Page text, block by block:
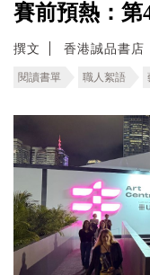
賽前預熱：第
撰文 香港誠品書店
閱讀書單 職人絮語